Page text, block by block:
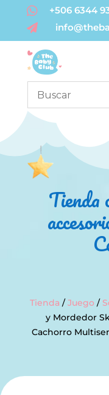
 +506 6344

Tienda
Tienda /Juego /
y Mordedor
Cachorro